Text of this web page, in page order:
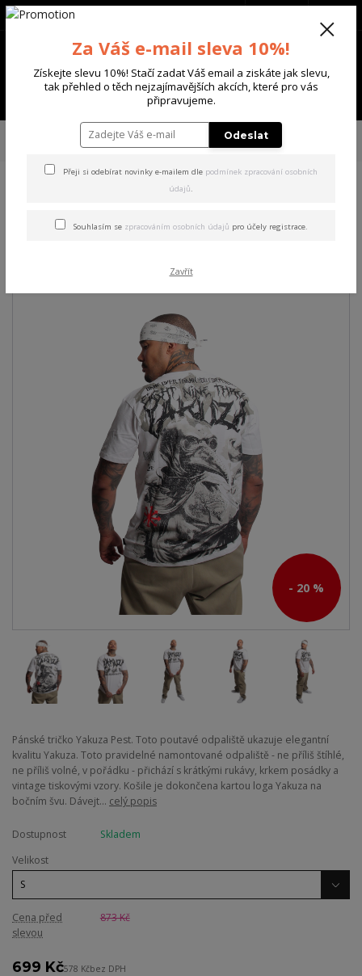
Menu
+420 702 136 620
TRIKA & TÍLKA
Yakuza pánské tričko Pest Regular T-
Regular T-Shirt white S
- 20 %
Pánské tričko Yakuza Pest. Toto poutavé odpaliště ukazuje elegantní
kvalitu Yakuza. Toto pravidelné namontované odpaliště - ne příliš štíhlé,
ne příliš volné, v pořádku - přichází s krátkými rukávy, krkem posádky a
vintage tiskovými vzory. Košile je dokončena kartou loga Yakuza na
bočním švu. Dávejt... celý popis
Dostupnost
Skladem
Velikost
Cena před
slevou
873 Kč
699 Kč578 Kčbez DPH
Za Váš e-mail sleva 10%!
Získejte slevu 10%! Stačí zadat Váš email a ziskáte jak slevu,
tak přehled o těch nejzajímavějších akcích, které pro vás
připravujeme.
Odeslat
Přeji si odebírat novinky e-mailem dle podmínek zpracování osobních
údajů.
Souhlasím se zpracováním osobních údajů pro účely registrace.
Zavřít